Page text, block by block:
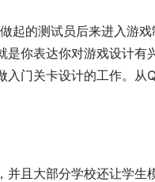
起的测试员后来进入游戏
是你表达你对游戏设计有
入门关卡设计的工作。从
并且大部分学校还让学生